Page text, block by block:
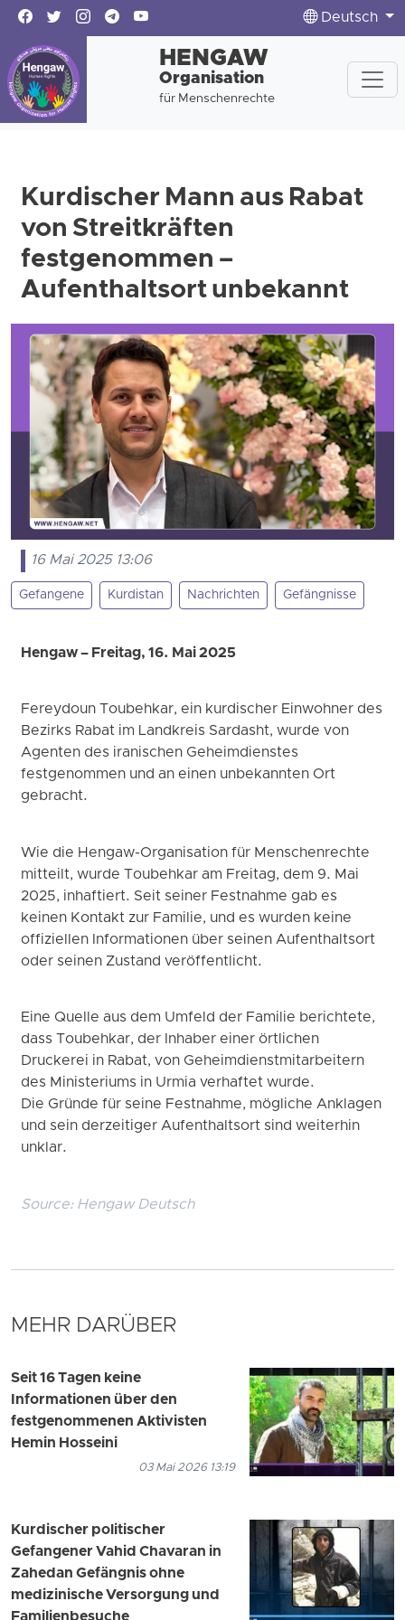
Deutsch
HENGAW
Organisation
für Menschenrechte
Kurdischer Mann aus Rabat
von Streitkräften
festgenommen –
Aufenthaltsort unbekannt
16 Mai 2025 13:06
Gefangene Kurdistan Nachrichten Gefängnisse
Hengaw – Freitag, 16. Mai 2025
Fereydoun Toubehkar, ein kurdischer Einwohner des
Bezirks Rabat im Landkreis Sardasht, wurde von
Agenten des iranischen Geheimdienstes
festgenommen und an einen unbekannten Ort
gebracht.
Wie die Hengaw-Organisation für Menschenrechte
mitteilt, wurde Toubehkar am Freitag, dem 9. Mai
2025, inhaftiert. Seit seiner Festnahme gab es
keinen Kontakt zur Familie, und es wurden keine
offiziellen Informationen über seinen Aufenthaltsort
oder seinen Zustand veröffentlicht.
Eine Quelle aus dem Umfeld der Familie berichtete,
dass Toubehkar, der Inhaber einer örtlichen
Druckerei in Rabat, von Geheimdienstmitarbeitern
des Ministeriums in Urmia verhaftet wurde.
Die Gründe für seine Festnahme, mögliche Anklagen
und sein derzeitiger Aufenthaltsort sind weiterhin
unklar.
Source: Hengaw Deutsch
MEHR DARÜBER
Seit 16 Tagen keine
Informationen über den
festgenommenen Aktivisten
Hemin Hosseini
03 Mai 2026 13:19
Kurdischer politischer
Gefangener Vahid Chavaran in
Zahedan Gefängnis ohne
medizinische Versorgung und